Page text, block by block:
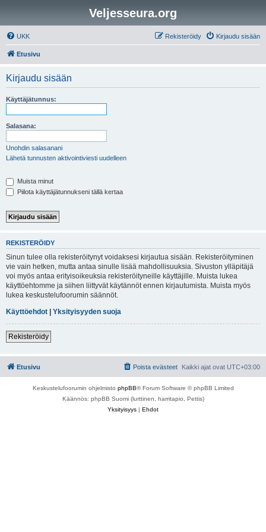
Veljesseura.org
UKK Kirjaudu sisään
Rekisteröidy
Etusivu
Kirjaudu sisään
Käyttäjätunnus:
Salasana:
Unohdin salasanani
Lähetä tunnusten aktivointiviesti uudelleen
Muista minut
Piilota käyttäjätunnukseni tällä kertaa
REKISTERÖIDY
Sinun tulee olla rekisteröitynyt voidaksesi kirjautua sisään. Rekisteröityminen
vie vain hetken, mutta antaa sinulle lisää mahdollisuuksia. Sivuston ylläpitäjä
voi myös antaa erityisoikeuksia rekisteröityneille käyttäjille. Muista lukea
käyttöehtomme ja siihen liittyvät käytännöt ennen kirjautumista. Muista myös
lukea keskustelufoorumin säännöt.
Käyttöehdot | Yksityisyyden suoja
Rekisteröidy
Etusivu Kaikki ajat ovat UTC+03:00
Poista evästeet
Keskustelufoorumin ohjelmisto phpBB® Forum Software © phpBB Limited
Käännös: phpBB Suomi (lurttinen, harritapio, Pettis)
Yksityisyys | Ehdot